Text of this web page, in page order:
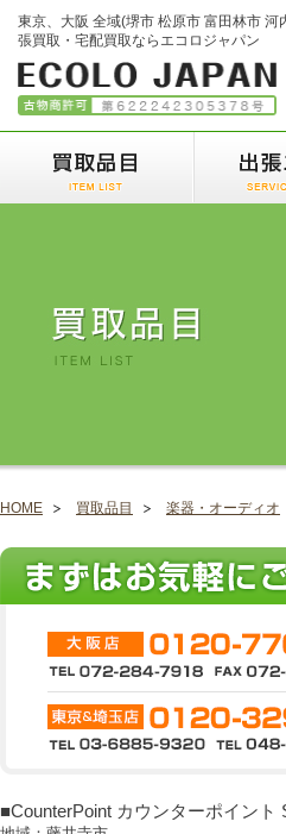
東京、大阪 全域(堺市 松原市 富田林市 河
張買取・宅配買取ならエコロジャパン
HOME 買取品目 楽器・オーディオ
■CounterPoint カウンターポイント